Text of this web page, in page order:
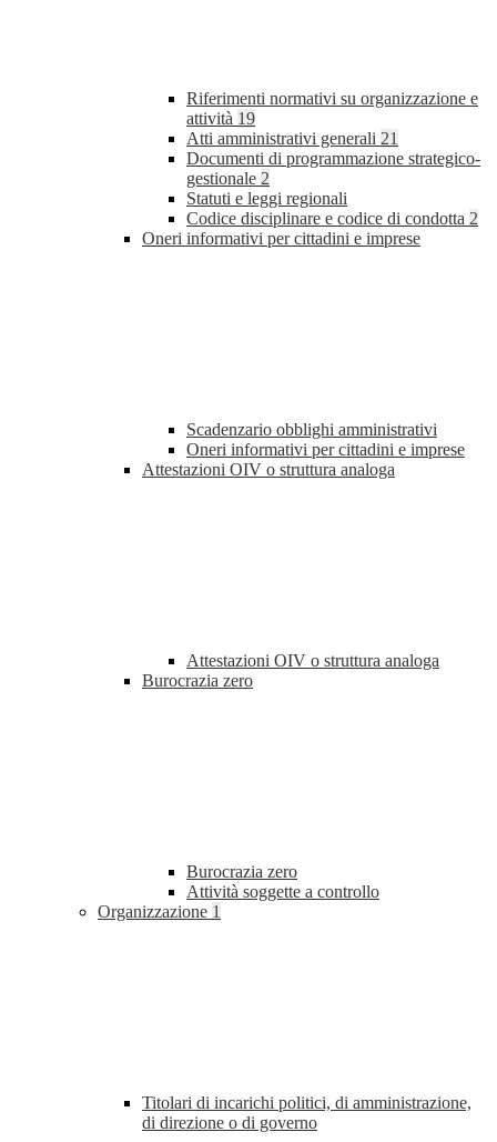
Riferimenti normativi su organizzazione e
attività 19
Atti amministrativi generali 21
Documenti di programmazione strategico-
gestionale 2
Statuti e leggi regionali
Codice disciplinare e codice di condotta 2
Oneri informativi per cittadini e imprese
Scadenzario obblighi amministrativi
Oneri informativi per cittadini e imprese
Attestazioni OIV o struttura analoga
Attestazioni OIV o struttura analoga
Burocrazia zero
Burocrazia zero
Attività soggette a controllo
Organizzazione 1
Titolari di incarichi politici, di amministrazione,
di direzione o di governo